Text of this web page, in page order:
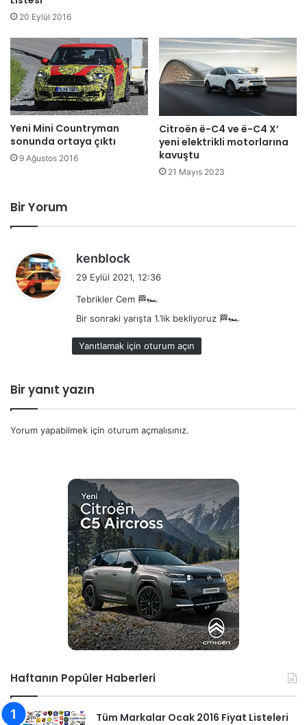
20 Eylül 2016
Yeni Mini Countryman
sonunda ortaya çıktı
9 Ağustos 2016
Citroën ë-C4 ve ë-C4 X’
yeni elektrikli motorlarına
kavuştu
21 Mayıs 2023
Bir Yorum
kenblock
i
k
:
29 Eylül 2021, 12:36
Tebrikler Cem 🏁🏎️
Bir sonraki yarışta 1.’lik bekliyoruz 🏁🏎️
Yanıtlamak için oturum açın
Bir yanıt yazın
Yorum yapabilmek için oturum açmalısınız.
Haftanın Popüler Haberleri
Tüm Markalar Ocak 2016 Fiyat Listeleri